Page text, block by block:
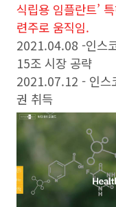
식립용 임플란트’
련주로 움직임.
2021.04.08 -인스
15조 시장 공략
2021.07.12 - 인스
권 취득